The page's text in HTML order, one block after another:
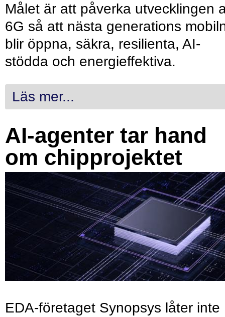
Målet är att påverka utvecklingen
6G så att nästa generations
blir öppna, säkra, resilienta, AI-
stödda och energieffektiva.
Läs mer...
AI-agenter tar hand
om chipprojektet
EDA-företaget Synopsys låter inte